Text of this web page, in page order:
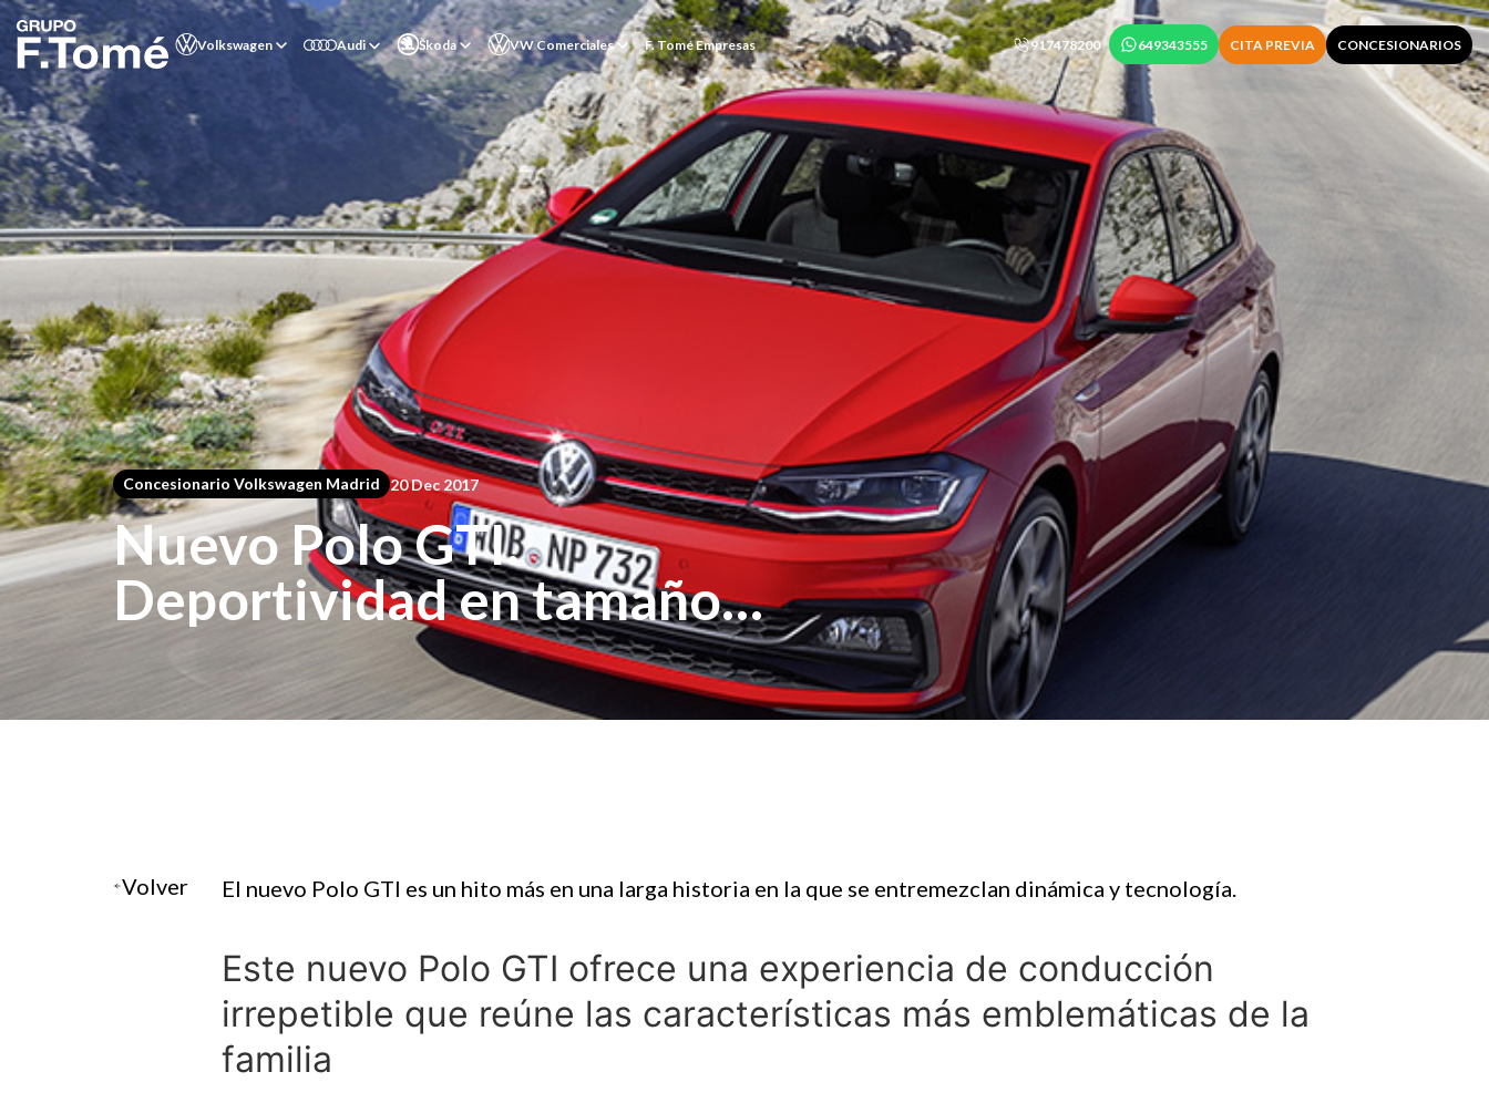
Volkswagen Audi Škoda VW Comerciales F. Tomé Empresas 917478200 649343555 CITA PREVIA CONCESIONARIOS
Concesionario Volkswagen Madrid 20 Dec 2017
Nuevo Polo GTI.
Deportividad en tamaño
compacto
Volver El nuevo Polo GTI es un hito más en una larga historia en la que se entremezclan dinámica y tecnología.
Este nuevo Polo GTI ofrece una experiencia de conducción
irrepetible que reúne las características más emblemáticas de la
familia